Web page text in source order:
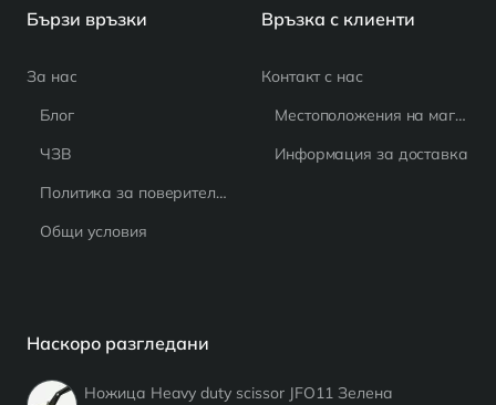
Бързи връзки
За нас
Блог
ЧЗВ
Политика за поверителност
Общи условия
Връзка с клиенти
Контакт с нас
Местоположения на магазина
Информация за доставка
Наскоро разгледани
Ножица Heavy duty scissor JFO11 Зелена